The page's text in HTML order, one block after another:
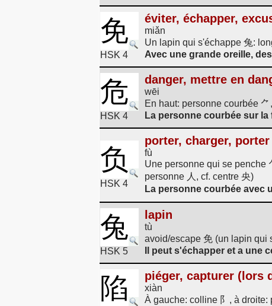
免
HSK 4
éviter, échapper,
miǎn
Un lapin qui s'échappe 兔:
Avec une grande oreille,
危
HSK 4
danger, mettre en
wēi
En haut: personne courbée
La personne courbée sur
负
HSK 4
porter, charger,
fù
Une personne qui se penche
personne 人, cf. centre 央)
La personne courbée avec
兔
HSK 5
lapin
tù
avoid/escape 免 (un lapin qui
Il peut s'échapper et a une
陷 piéger, capturer (lors
xiàn
À gauche: colline 阝, à